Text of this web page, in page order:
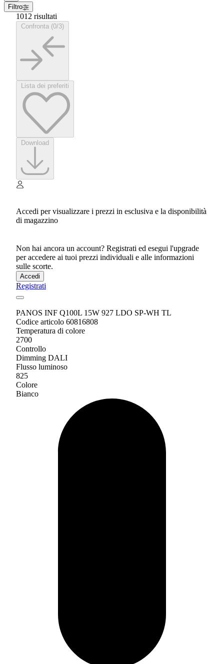
Filtro
1012 risultati
Accedi per visualizzare i prezzi in esclusiva e la disponibilità
di magazzino
Non hai ancora un account? Registrati ed esegui l'upgrade
per accedere ai tuoi prezzi individuali e alle informazioni
sulle scorte.
Accedi
Registrati
PANOS INF Q100L 15W 927 LDO SP-WH TL
Codice articolo 60816808
Temperatura di colore
2700
Controllo
Dimming DALI
Flusso luminoso
825
Colore
Bianco